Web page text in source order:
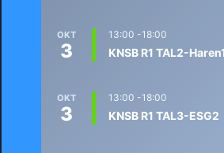
OKT
3
13:00 -18:00
KNSB R1 TAL2-
OKT
3
13:00 -18:00
KNSB R1 TAL3-ESG2